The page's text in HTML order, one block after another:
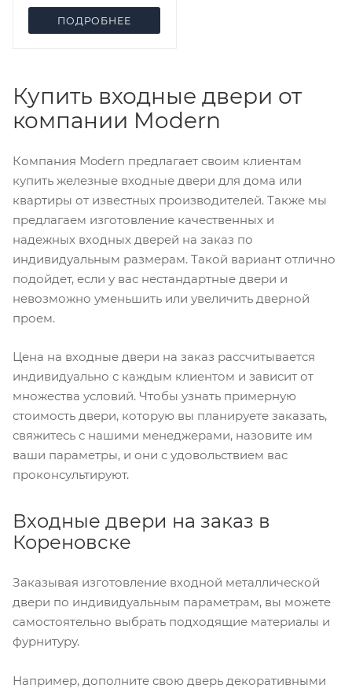
ПОДРОБНЕЕ
Купить входные двери от
компании Modern
Компания Modern предлагает своим клиентам
купить железные входные двери для дома или
квартиры от известных производителей. Также мы
предлагаем изготовление качественных и
надежных входных дверей на заказ по
индивидуальным размерам. Такой вариант отлично
подойдет, если у вас нестандартные двери и
невозможно уменьшить или увеличить дверной
проем.
Цена на входные двери на заказ рассчитывается
индивидуально с каждым клиентом и зависит от
множества условий. Чтобы узнать примерную
стоимость двери, которую вы планируете заказать,
свяжитесь с нашими менеджерами, назовите им
ваши параметры, и они с удовольствием вас
проконсультируют.
Входные двери на заказ в
Кореновске
Заказывая изготовление входной металлической
двери по индивидуальным параметрам, вы можете
самостоятельно выбрать подходящие материалы и
фурнитуру.
Например, дополните свою дверь декоративными